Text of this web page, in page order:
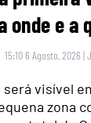
onde e a
15:10 6 Agosto, 2026 |
será visível
zona